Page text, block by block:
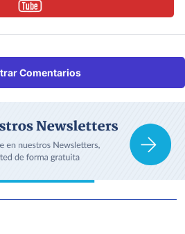
Comentarios